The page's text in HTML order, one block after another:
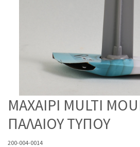
ΜΑΧΑΙΡΙ MULTI
ΠΑΛΑΙΟΥ ΤΥΠΟΥ
200-004-0014